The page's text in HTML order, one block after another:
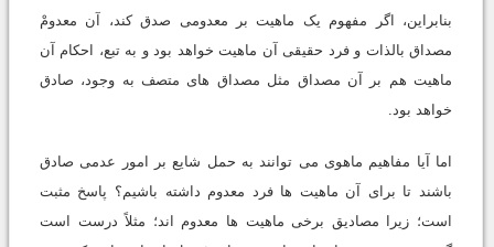
بنابراین، اگر مفهوم یک ماهیت بر معدومی صدق کند، آن معدومْ
مصداق بالذات و فرد حقیقی آن ماهیت خواهد بود و به تبع، احکام آن
ماهیت هم بر آن مصداق مثل مصداق های متصف به وجود، صادق
خواهد بود.
اما آیا مفاهیم ماهوی می توانند به حمل شایع بر امور عدمی صادق
باشند تا برای آن ماهیت ها فرد معدوم داشته باشیم؟ پاسخ مثبت
است؛ زیرا مصادیق برخی ماهیت ها معدوم اند؛ مثلاً درست است